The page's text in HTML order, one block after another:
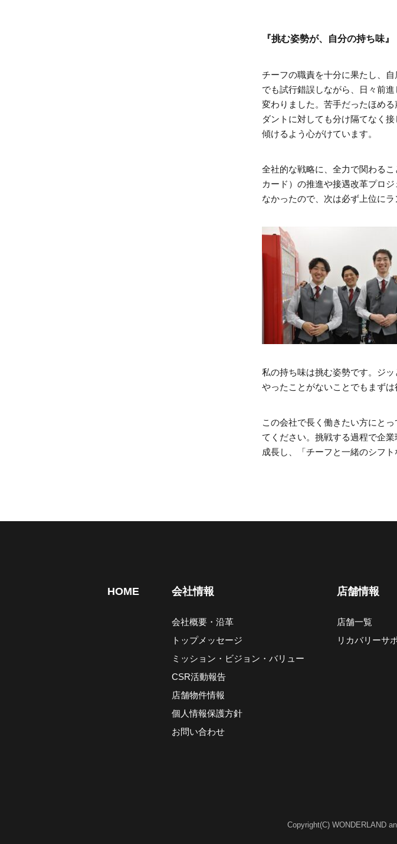
『挑む姿勢が、自分の持ち味』
チーフの職責を十分に果たし、
でも試行錯誤しながら、日々前
変わりました。苦手だったほめ
ダントに対しても分け隔てなく
傾けるよう心がけています。
全社的な戦略に、全力で関わる
カード）の推進や接遇改革プロ
なかったので、次は必ず上位に
私の持ち味は挑む姿勢です。ジ
やったことがないことでもまず
この会社で長く働きたい方にと
てください。挑戦する過程で企
成長し、「チーフと一緒のシフ
HOME 会社情報
会社概要・沿革
トップメッセージ
ミッション・ビジョン・バリュー
CSR活動報告
店舗物件情報
個人情報保護方針
お問い合わせ
店舗情報
店舗一覧
リカバリーサ
Copyright(C) WONDERLAND